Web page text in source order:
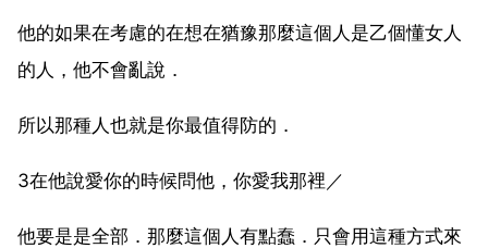
他的如果在考慮的在想在猶豫那麼這個人是乙個懂女人
的人，他不會亂說．
所以那種人也就是你最值得防的．
3在他說愛你的時候問他，你愛我那裡／
他要是是全部．那麼這個人有點蠢．只會用這種方式來